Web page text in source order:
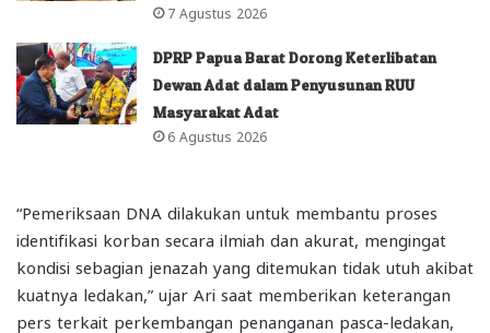
7 Agustus 2026
DPRP Papua Barat Dorong Keterlibatan
Dewan Adat dalam Penyusunan RUU
Masyarakat Adat
6 Agustus 2026
“Pemeriksaan DNA dilakukan untuk membantu proses
identifikasi korban secara ilmiah dan akurat, mengingat
kondisi sebagian jenazah yang ditemukan tidak utuh akibat
kuatnya ledakan,” ujar Ari saat memberikan keterangan
pers terkait perkembangan penanganan pasca-ledakan,